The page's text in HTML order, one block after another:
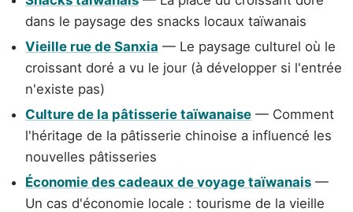
dans le paysage des snacks locaux taïwanais
Vieille rue de Sanxia — Le paysage culturel où le
croissant doré a vu le jour (à développer si l'entrée
n'existe pas)
Culture de la pâtisserie taïwanaise — Comment
l'héritage de la pâtisserie chinoise a influencé les
nouvelles pâtisseries
Économie des cadeaux de voyage taïwanais —
Un cas d'économie locale : tourisme de la vieille